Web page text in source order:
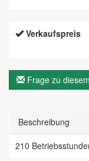
Verkaufspreis
Frage zu
Beschreibung
210